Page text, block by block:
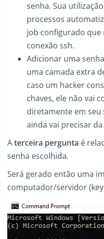
senha. Sua
processos
job configurado que
conexão ssh.
Adicionar uma
uma camada extra
caso um hacker
chaves, ele não vai
diretamente em
ainda vai precisar da
Aterceira pergunta é
senha escolhida.
Será gerado então uma
computador/servidor